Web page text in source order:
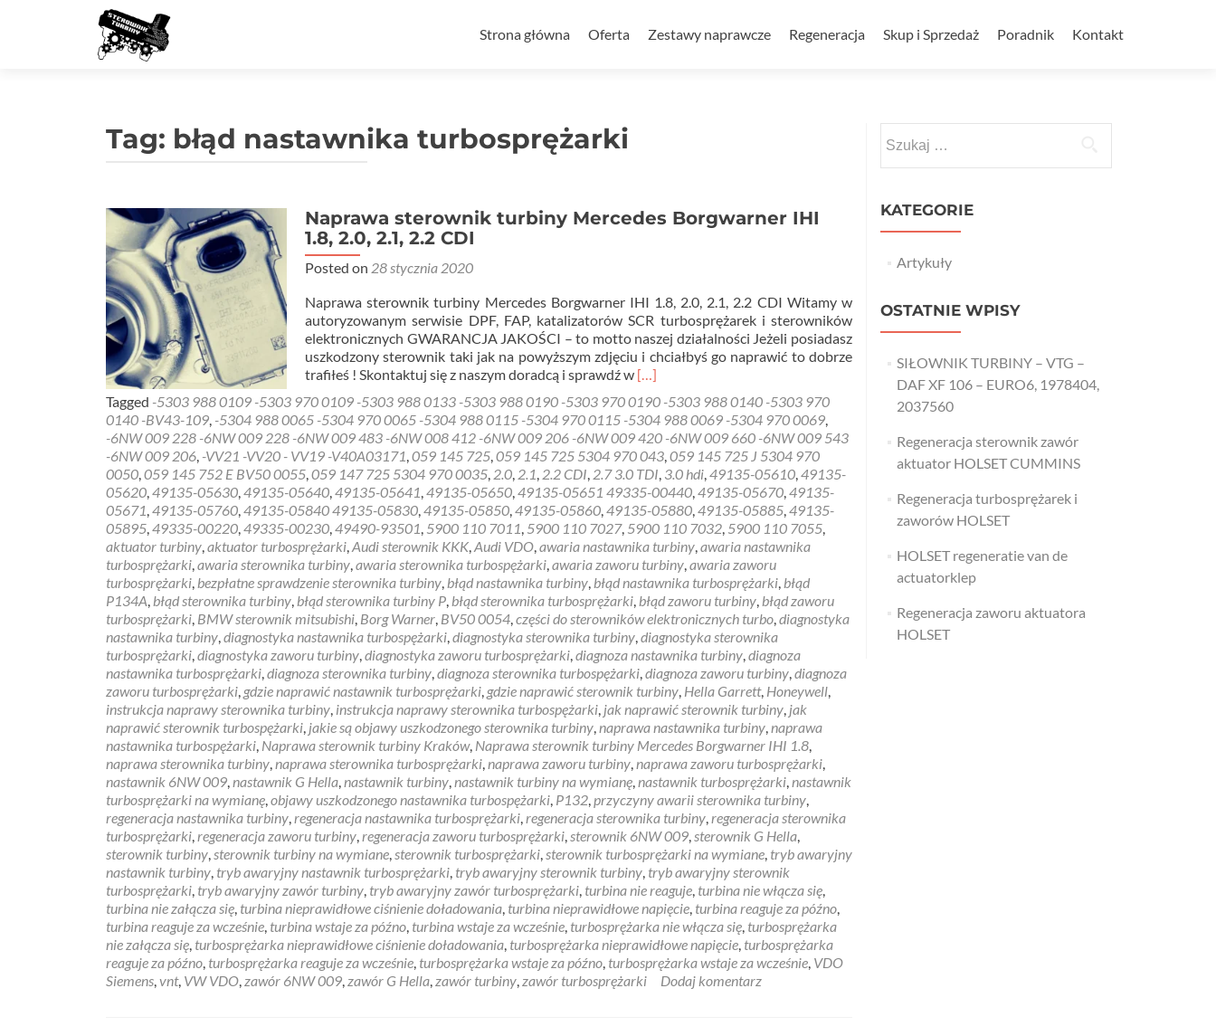
do
Strona główna Oferta Zestawy naprawcze Regeneracja Skup i Sprzedaż Poradnik Kontakt
Tag: błąd nastawnika turbosprężarki
Naprawa sterownik turbiny Mercedes Borgwarner IHI
1.8, 2.0, 2.1, 2.2 CDI
Posted on 28 stycznia 2020
Naprawa sterownik turbiny Mercedes Borgwarner IHI 1.8, 2.0, 2.1, 2.2 CDI Witamy w
autoryzowanym serwisie DPF, FAP, katalizatorów SCR turbosprężarek i sterowników
elektronicznych GWARANCJA JAKOŚCI – to motto naszej działalności Jeżeli posiadasz
uszkodzony sterownik taki jak na powyższym zdjęciu i chciałbyś go naprawić to dobrze
trafiłeś ! Skontaktuj się z naszym doradcą i sprawdź w Read
about
Naprawa
sterownik
turbiny
Mercedes
Borgwarner
IHI
1.8,
2.0,
2.1,
2.2
CDI
[…]
Tagged -5303 988 0109 -5303 970 0109 -5303 988 0133 -5303 988 0190 -5303 970 0190 -5303 988 0140 -5303 970
0140 -BV43-109, -5304 988 0065 -5304 970 0065 -5304 988 0115 -5304 970 0115 -5304 988 0069 -5304 970 0069,
-6NW 009 228 -6NW 009 228 -6NW 009 483 -6NW 008 412 -6NW 009 206 -6NW 009 420 -6NW 009 660 -6NW 009 543
-6NW 009 206, -VV21 -VV20 - VV19 -V40A03171,059 145 725,059 145 725 5304 970 043,059 145 725 J 5304 970
0050,059 145 752 E BV50 0055,059 147 725 5304 970 0035, 2.0, 2.1, 2.2 CDI, 2.7 3.0 TDI, 3.0 hdi,49135-05610,49135-
05620,49135-05630,49135-05640,49135-05641,49135-05650,49135-05651 49335-00440,49135-05670,49135-
05671,49135-05760,49135-05840 49135-05830,49135-05850,49135-05860,49135-05880,49135-05885,49135-
05895,49335-00220,49335-00230,49490-93501, 5900 110 7011, 5900 110 7027, 5900 110 7032, 5900 110 7055,
aktuator turbiny,aktuator turbosprężarki,Audi sterownik KKK,Audi VDO,awaria nastawnika turbiny,awaria nastawnika
turbosprężarki,awaria sterownika turbiny,awaria sterownika turbospężarki,awaria zaworu turbiny,awaria zaworu
turbosprężarki, bezpłatne sprawdzenie sterownika turbiny, błąd nastawnika turbiny, błąd nastawnika turbosprężarki, błąd
P134A, błąd sterownika turbiny, błąd sterownika turbiny P, błąd sterownika turbosprężarki, błąd zaworu turbiny, błąd zaworu
turbosprężarki, BMW sterownik mitsubishi, Borg Warner, BV50 0054,części do sterowników elektronicznych turbo,diagnostyka
nastawnika turbiny,diagnostyka nastawnika turbospężarki,diagnostyka sterownika turbiny,diagnostyka sterownika
turbosprężarki,diagnostyka zaworu turbiny,diagnostyka zaworu turbosprężarki,diagnoza nastawnika turbiny,diagnoza
nastawnika turbosprężarki,diagnoza sterownika turbiny,diagnoza sterownika turbospężarki,diagnoza zaworu turbiny,diagnoza
zaworu turbosprężarki, gdzie naprawić nastawnik turbosprężarki, gdzie naprawić sterownik turbiny, Hella Garrett, Honeywell,
instrukcja naprawy sterownika turbiny, instrukcja naprawy sterownika turbospężarki, jak naprawić sterownik turbiny, jak
naprawić sterownik turbospężarki, jakie są objawy uszkodzonego sterownika turbiny,naprawa nastawnika turbiny,naprawa
nastawnika turbospężarki, Naprawa sterownik turbiny Kraków, Naprawa sterownik turbiny Mercedes Borgwarner IHI 1.8,
naprawa sterownika turbiny,naprawa sterownika turbosprężarki,naprawa zaworu turbiny,naprawa zaworu turbosprężarki,
nastawnik 6NW 009,nastawnik G Hella,nastawnik turbiny,nastawnik turbiny na wymianę,nastawnik turbosprężarki,nastawnik
turbosprężarki na wymianę,objawy uszkodzonego nastawnika turbospężarki, P132,przyczyny awarii sterownika turbiny,
regeneracja nastawnika turbiny,regeneracja nastawnika turbosprężarki,regeneracja sterownika turbiny,regeneracja sterownika
turbosprężarki,regeneracja zaworu turbiny,regeneracja zaworu turbosprężarki,sterownik 6NW 009,sterownik G Hella,
sterownik turbiny,sterownik turbiny na wymiane,sterownik turbosprężarki,sterownik turbosprężarki na wymiane, tryb awaryjny
nastawnik turbiny, tryb awaryjny nastawnik turbosprężarki, tryb awaryjny sterownik turbiny, tryb awaryjny sterownik
turbosprężarki, tryb awaryjny zawór turbiny, tryb awaryjny zawór turbosprężarki, turbina nie reaguje, turbina nie włącza się,
turbina nie załącza się, turbina nieprawidłowe ciśnienie doładowania, turbina nieprawidłowe napięcie, turbina reaguje za późno,
turbina reaguje za wcześnie, turbina wstaje za późno, turbina wstaje za wcześnie, turbosprężarka nie włącza się, turbosprężarka
nie załącza się, turbosprężarka nieprawidłowe ciśnienie doładowania, turbosprężarka nieprawidłowe napięcie, turbosprężarka
reaguje za późno, turbosprężarka reaguje za wcześnie, turbosprężarka wstaje za późno, turbosprężarka wstaje za wcześnie, VDO
Siemens,vnt, VW VDO,zawór 6NW 009,zawór G Hella,zawór turbiny,zawór turbosprężarki Dodaj komentarz
Nawigacja
po
wpisach
KATEGORIE
Artykuły
OSTATNIE WPISY
SIŁOWNIK TURBINY – VTG –
DAF XF 106 – EURO6, 1978404,
2037560
Regeneracja sterownik zawór
aktuator HOLSET CUMMINS
Regeneracja turbosprężarek i
zaworów HOLSET
HOLSET regeneratie van de
actuatorklep
Regeneracja zaworu aktuatora
HOLSET